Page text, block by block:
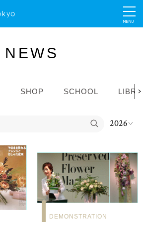
MENU
NEWS
SHOP SCHOOL
DEMONSTRATION